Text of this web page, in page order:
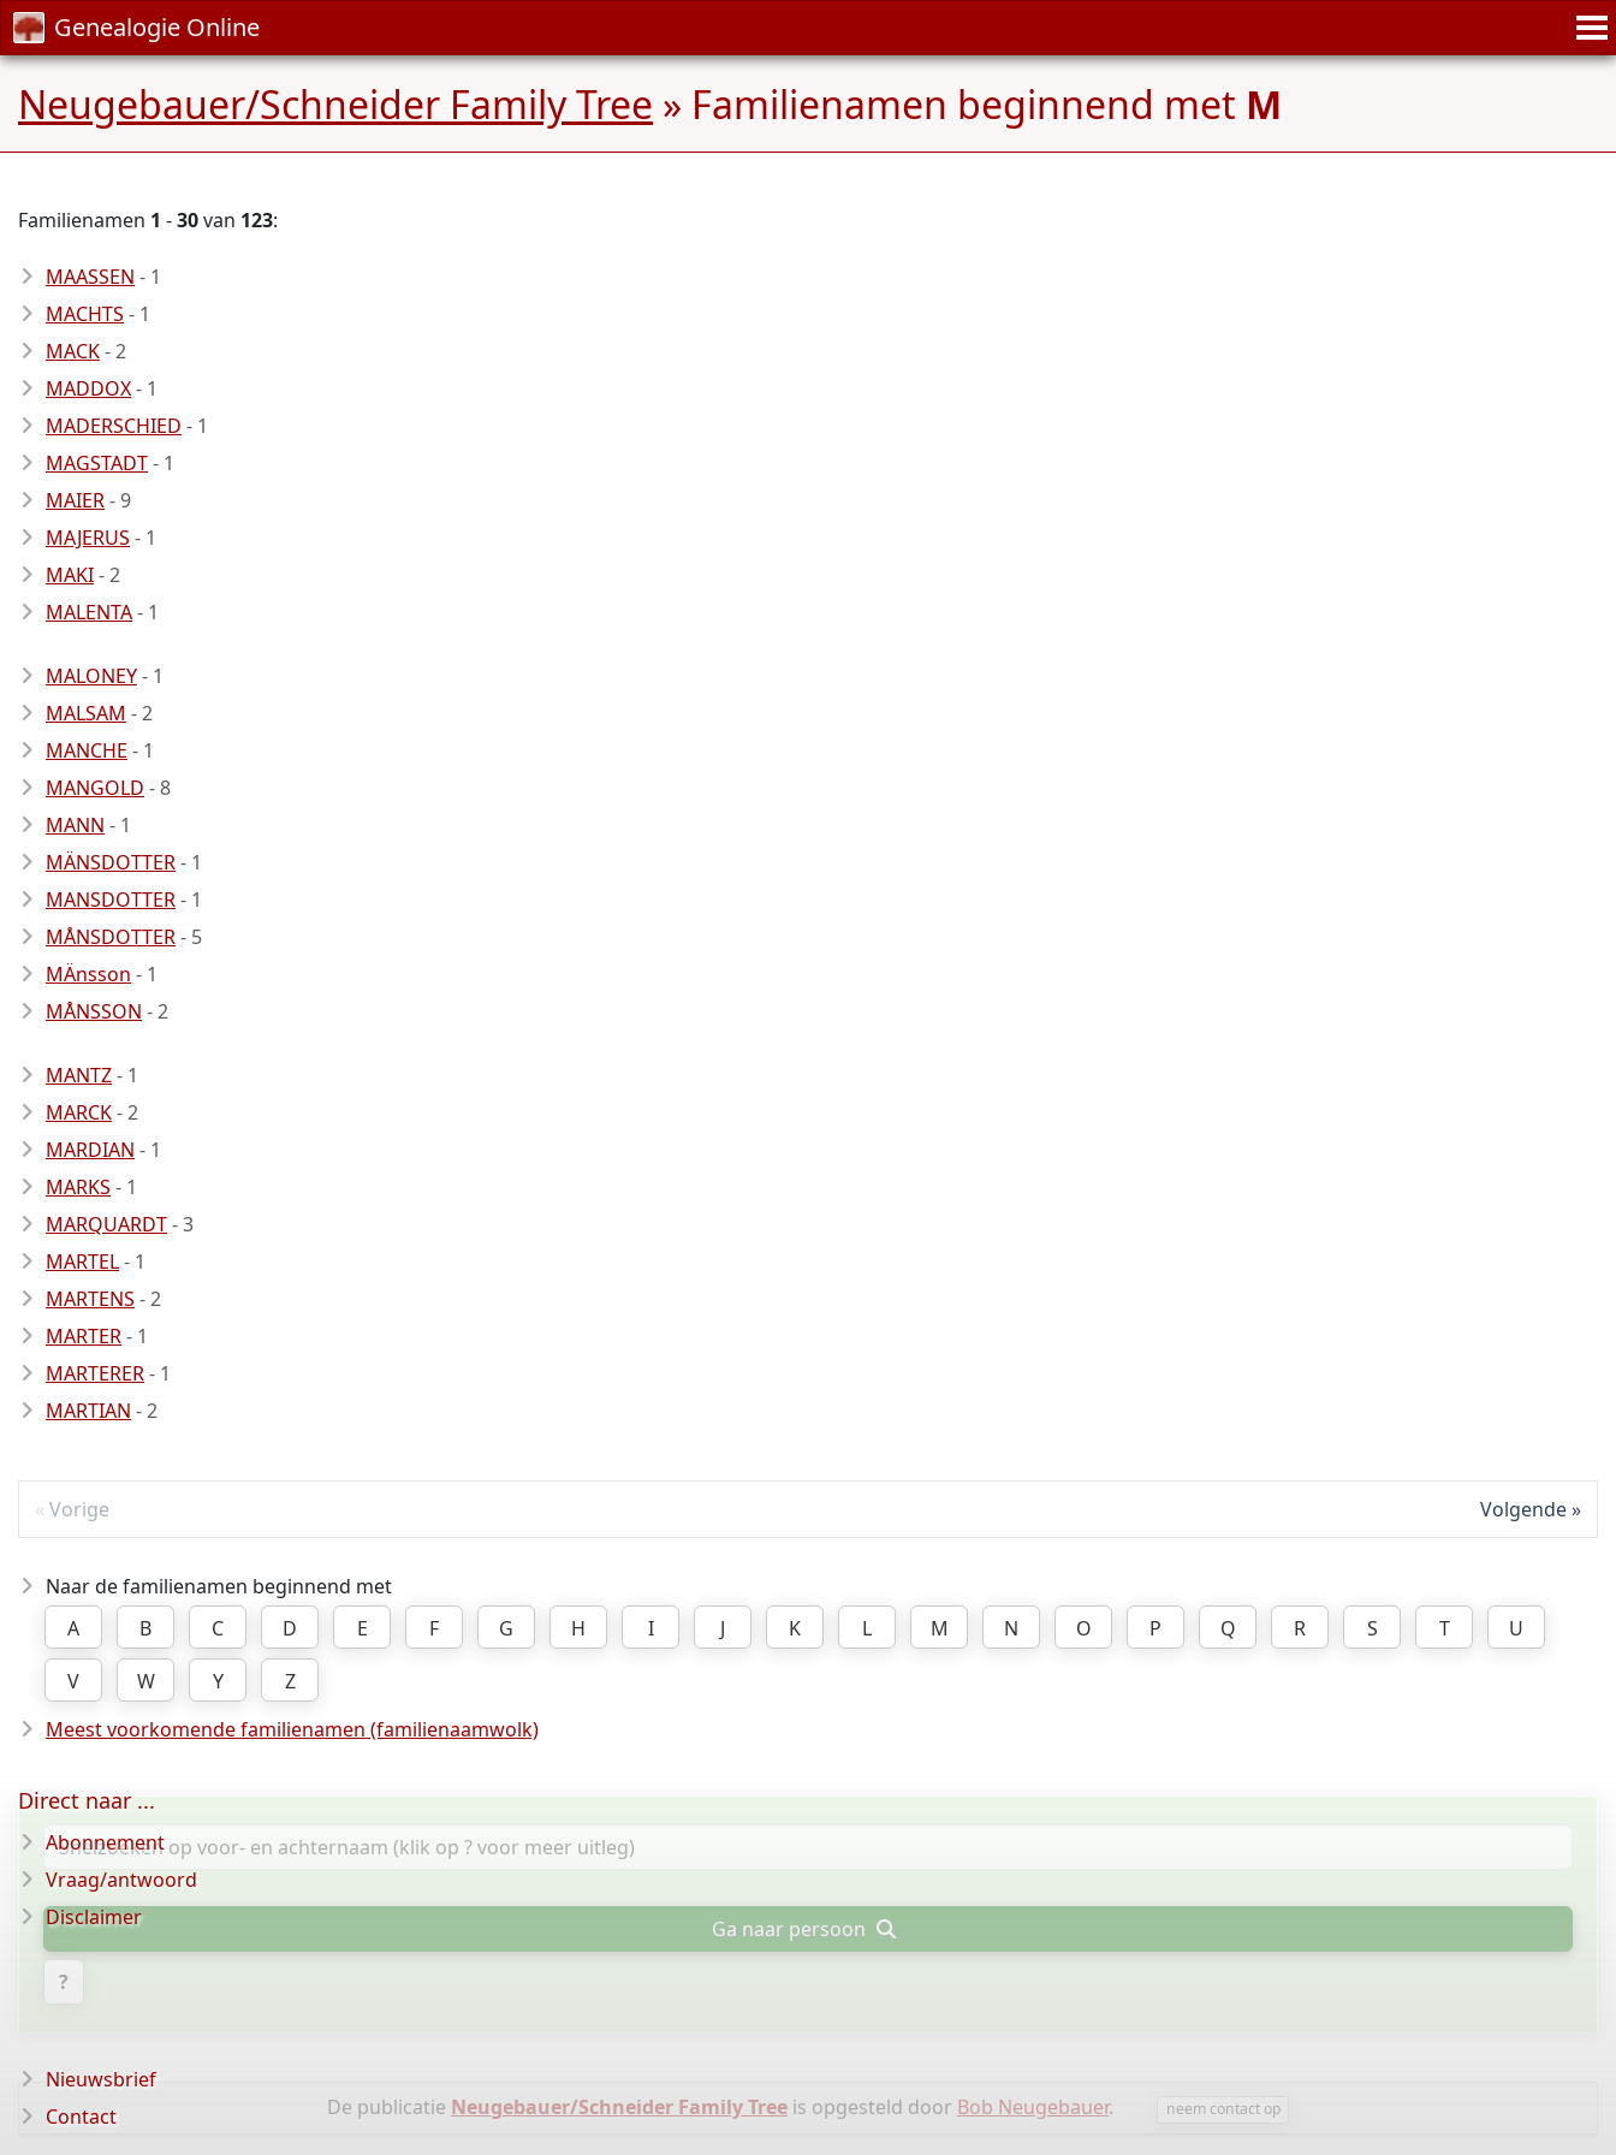
Genealogie Online
Neugebauer/Schneider Family Tree » Familienamen beginnend met M
Familienamen 1 -30van 123:
MAASSEN - 1
MACHTS - 1
MACK- 2
MADDOX- 1
MADERSCHIED - 1
MAGSTADT- 1
MAIER- 9
MAJERUS - 1
MAKI- 2
MALENTA- 1
MALONEY- 1
MALSAM - 2
MANCHE - 1
MANGOLD - 8
MANN - 1
MÄNSDOTTER- 1
MANSDOTTER- 1
MÅNSDOTTER- 5
MÄnsson - 1
MÅNSSON - 2
MANTZ- 1
MARCK- 2
MARDIAN - 1
MARKS - 1
MARQUARDT- 3
MARTEL- 1
MARTENS - 2
MARTER- 1
MARTERER- 1
MARTIAN - 2
Vorige Volgende
Naar de familienamen beginnend met
A
B C D E F G H I J K L M N O P Q R S T
U
V
W Y
Z
Meest voorkomende familienamen (familienaamwolk)
Ga naar persoon
?
De publicatie Neugebauer/Schneider Family Treeis opgesteld door Bob Neugebauer. neem contact op
Direct naar ...
Abonnement
Vraag/antwoord
Disclaimer
Nieuwsbrief
Contact